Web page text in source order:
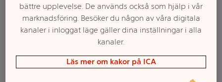
Välj butik och handla
Sortimentet kan variera mellan butikerna
bättre upplevelse. De används också som hjälp i vår
marknadsföring. Besöker du någon av våra digitala
kanaler i inloggat läge gäller dina inställningar i alla
kanaler.
Läs mer om kakor på ICA